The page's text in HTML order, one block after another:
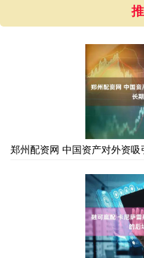
郑州配资网 中国资产对外资